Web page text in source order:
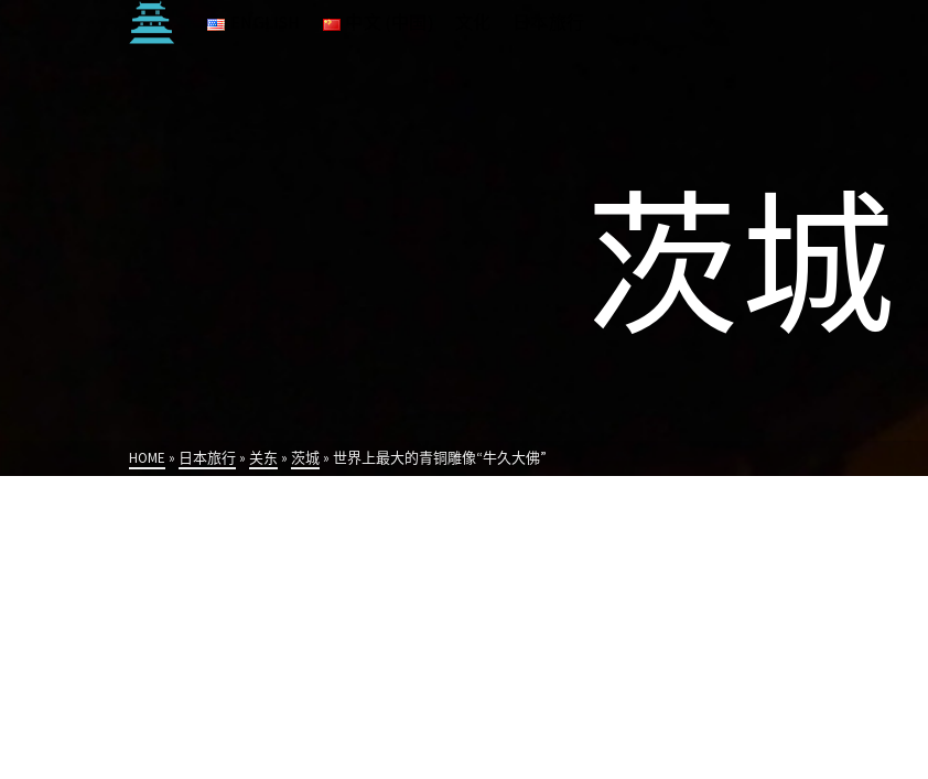
茨城
HOME » 日本旅行 » 关东 » 茨城 » 世界上最大的青铜雕像“牛久大佛”